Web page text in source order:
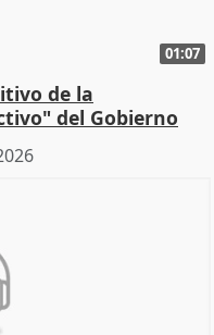
01:07
de la
del Gobierno